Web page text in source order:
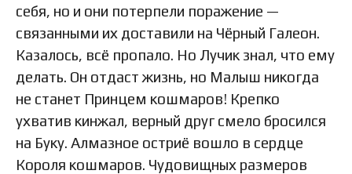
себя, но и они потерпели поражение —
связанными их доставили на Чёрный Галеон.
Казалось, всё пропало. Но Лучик знал, что ему
делать. Он отдаст жизнь, но Малыш никогда
не станет Принцем кошмаров! Крепко
ухватив кинжал, верный друг смело бросился
на Буку. Алмазное остриё вошло в сердце
Короля кошмаров. Чудовищных размеров